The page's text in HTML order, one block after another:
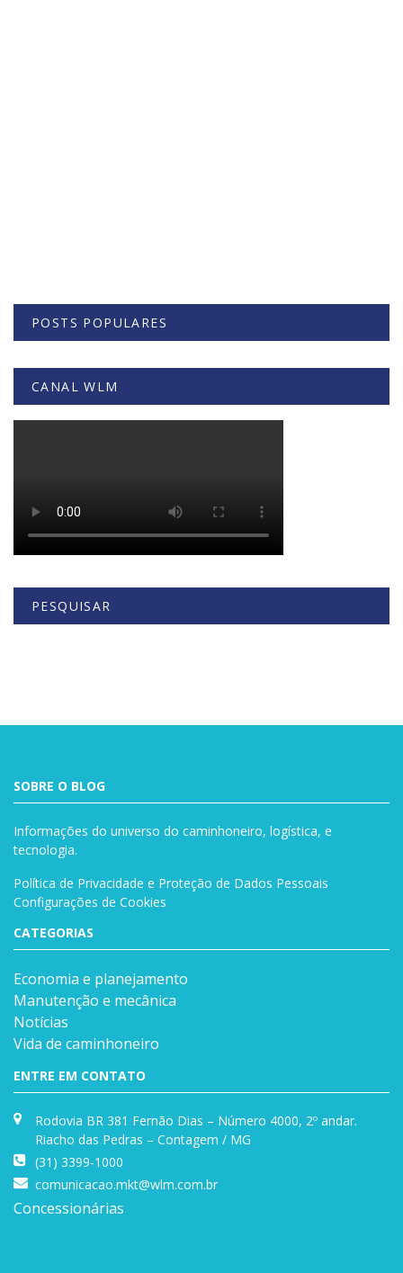
POSTS POPULARES
CANAL WLM
PESQUISAR
SOBRE O BLOG
Informações do universo do caminhoneiro, logística, e
tecnologia.
Política de Privacidade e Proteção de Dados Pessoais
Configurações de Cookies
CATEGORIAS
Economia e planejamento
Manutenção e mecânica
Notícias
Vida de caminhoneiro
ENTRE EM CONTATO
Rodovia BR 381 Fernão Dias – Número 4000, 2º andar.
Riacho das Pedras – Contagem / MG
(31) 3399-1000
comunicacao.mkt@wlm.com.br
Concessionárias